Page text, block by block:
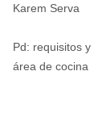
Karem Serva
Pd: requisitos
área de cocina